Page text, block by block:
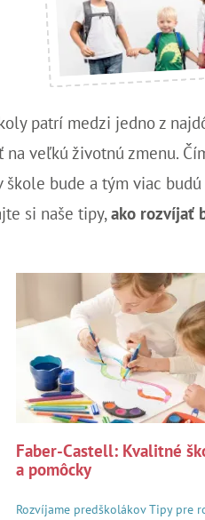
patrí medzi jedno z
veľkú životnú zmenu.
bude a tým viac
si naše tipy,ako rozvíjať
Faber-Castell: Kvalitné
a pomôcky
Rozvíjame predškolákovTipy pre